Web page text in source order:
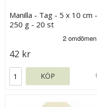
Manilla - Tag - 5 x 10 cm -
250 g - 20 st
42 kr
KÖP